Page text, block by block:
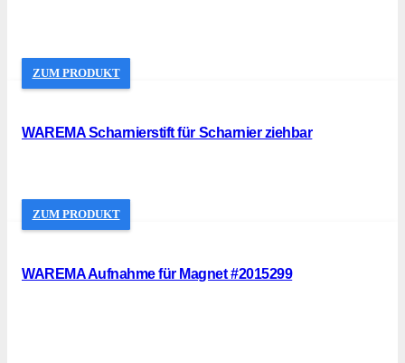
ZUM PRODUKT
WAREMA Scharnierstift für Scharnier ziehbar
ZUM PRODUKT
WAREMA Aufnahme für Magnet #2015299